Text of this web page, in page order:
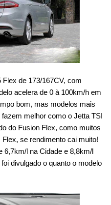
de 173/167CV, com
acelera de 0 à 100km/h em
bom, mas modelos mais
melhor como o Jetta TSI
do Fusion Flex, como muitos
se rendimento cai muito!
6,7km/l na Cidade e 8,8km/l
divulgado o quanto o modelo